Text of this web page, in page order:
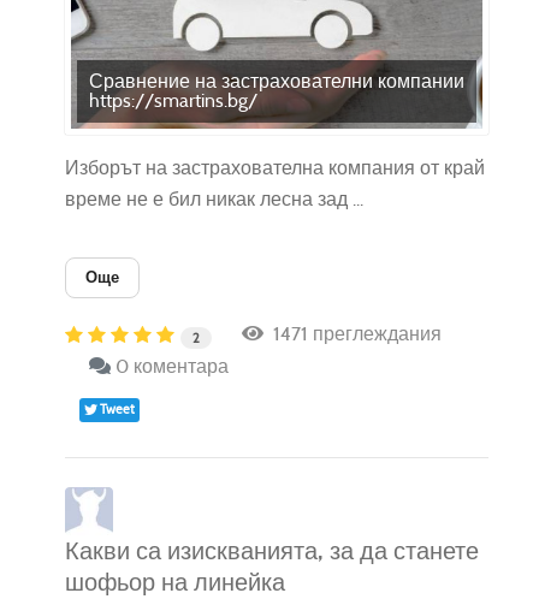
Сравнение на застрахователни компании
https://smartins.bg/
Изборът на застрахователна компания от край
време не е бил никак лесна зад ...
Още
2
1471 преглеждания
0 коментара
Tweet
Какви са изискванията, за да станете
шофьор на линейка